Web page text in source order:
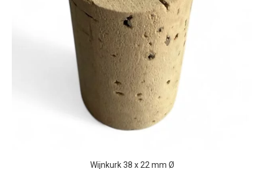
Wijnkurk 38 x 22 mm Ø